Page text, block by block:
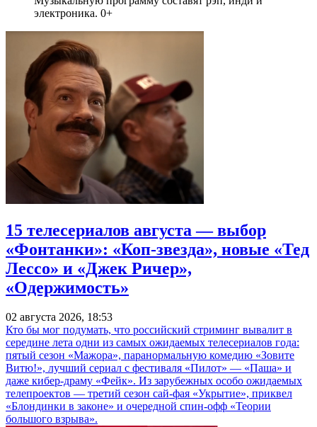
электроника. 0+
15 телесериалов августа — выбор
«Фонтанки»: «Коп-звезда», новые «Тед
Лессо» и «Джек Ричер»,
«Одержимость»
02 августа 2026, 18:53
Кто бы мог подумать, что российский стриминг вывалит в
середине лета одни из самых ожидаемых телесериалов года:
пятый сезон «Мажора», паранормальную комедию «Зовите
Витю!», лучший сериал с фестиваля «Пилот» — «Паша» и
даже кибер-драму «Фейк». Из зарубежных особо ожидаемых
телепроектов — третий сезон сай-фая «Укрытие», приквел
«Блондинки в законе» и очередной спин-офф «Теории
большого взрыва».